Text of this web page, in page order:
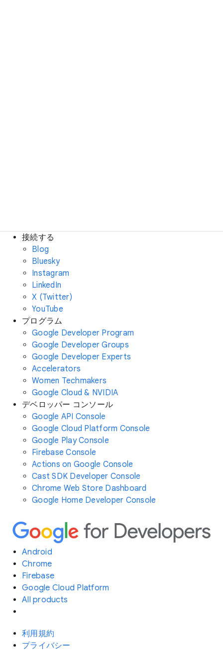
接続する
Blog
Bluesky
Instagram
LinkedIn
X (Twitter)
YouTube
プログラム
Google Developer Program
Google Developer Groups
Google Developer Experts
Accelerators
Women Techmakers
Google Cloud & NVIDIA
デベロッパー コンソール
Google API Console
Google Cloud Platform Console
Google Play Console
Firebase Console
Actions on Google Console
Cast SDK Developer Console
Chrome Web Store Dashboard
Google Home Developer Console
Android
Chrome
Firebase
Google Cloud Platform
All products
利用規約
プライバシー